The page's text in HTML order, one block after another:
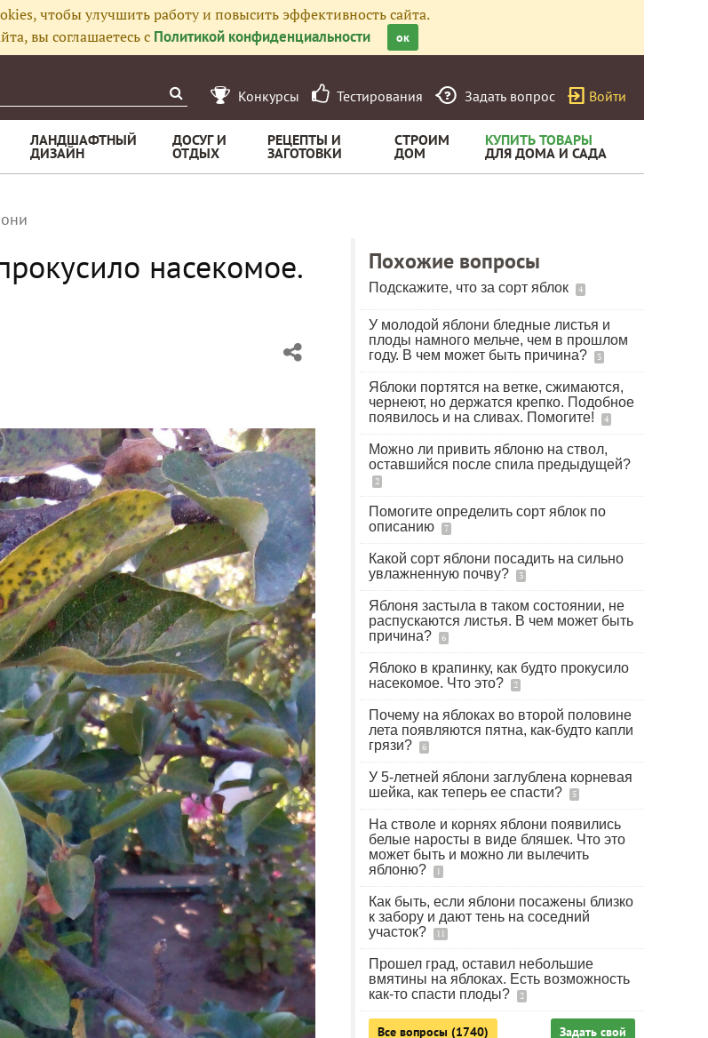
чтобы улучшить работу и повысить эффективность сайта.
вы соглашаетесь с Политикой конфиденциальности ок
Конкурсы Тестирования Задать вопрос Войти
ЛАНДШАФТНЫЙ
ДИЗАЙН
ДОСУГ И
ОТДЫХ
РЕЦЕПТЫ И
ЗАГОТОВКИ
СТРОИМ
ДОМ
КУПИТЬ ТОВАРЫ
ДЛЯ ДОМА И САДА
насекомое.
Похожие вопросы
Подскажите, что за сорт яблок 4
У молодой яблони бледные листья и
плоды намного мельче, чем в прошлом
году. В чем может быть причина?
3
Яблоки портятся на ветке, сжимаются,
чернеют, но держатся крепко. Подобное
появилось и на сливах. Помогите!
4
Можно ли привить яблоню на ствол,
оставшийся после спила предыдущей?
2
Помогите определить сорт яблок по
описанию
7
Какой сорт яблони посадить на сильно
увлажненную почву?
3
Яблоня застыла в таком состоянии, не
распускаются листья. В чем может быть
причина?
6
Яблоко в крапинку, как будто прокусило
насекомое. Что это?
2
Почему на яблоках во второй половине
лета появляются пятна, как-будто капли
грязи?
6
У 5-летней яблони заглублена корневая
шейка, как теперь ее спасти?
5
На стволе и корнях яблони появились
белые наросты в виде бляшек. Что это
может быть и можно ли вылечить
яблоню?
1
Как быть, если яблони посажены близко
к забору и дают тень на соседний
участок?
11
Прошел град, оставил небольшие
вмятины на яблоках. Есть возможность
как-то спасти плоды?
2
Все вопросы (1740) Задать свой